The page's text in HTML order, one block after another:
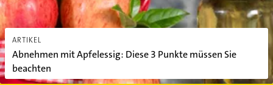
ARTIKEL
Abnehmen mit Apfelessig: Diese 3 Punkte müssen Sie
beachten